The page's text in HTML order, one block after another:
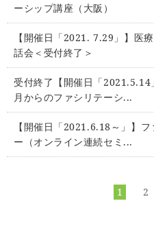
ーシップ講座（大阪）
【開催日「2021. 7.29」】医
話会＜受付終了＞
受付終了【開催日「2021.5.14
月からのファシリテーシ...
【開催日「2021.6.18～」】
ー（オンライン連続セミ...
1 2